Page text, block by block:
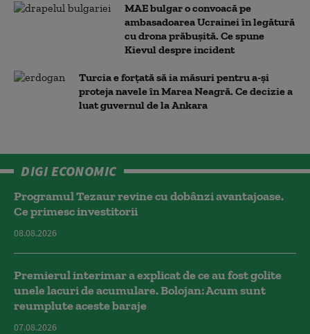
MAE bulgar o convoacă pe
ambasadoarea Ucrainei în legătură
cu drona prăbuşită. Ce spune
Kievul despre incident
Turcia e forțată să ia măsuri pentru a-și
proteja navele în Marea Neagră. Ce decizie a
luat guvernul de la Ankara
DIGI ECONOMIC
Programul Tezaur revine cu dobânzi avantajoase.
Ce primesc investitorii
08.08.2026
Premierul interimar a explicat de ce au fost golite
unele lacuri de acumulare. Bolojan: Acum sunt
reumplute aceste baraje
07.08.2026